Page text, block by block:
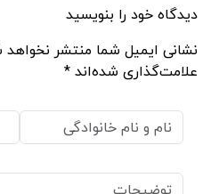
دیدگاه خود را بنویسید
نشانی ایمیل شما منتشر
علامت‌گذاری شده‌اند *